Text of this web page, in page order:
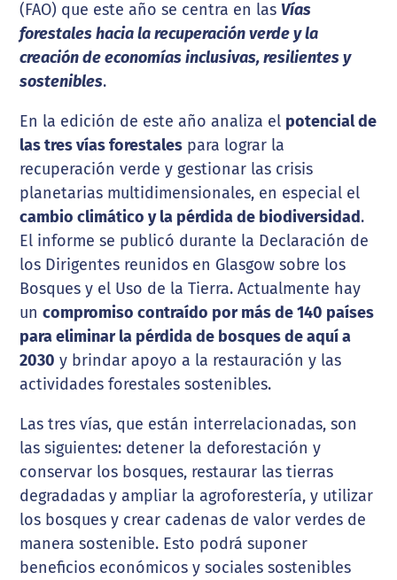
(FAO) que este año se centra en las Vías
forestales hacia la recuperación verde y la
creación de economías inclusivas, resilientes y
sostenibles.
En la edición de este año analiza el potencial de
las tres vías forestales para lograr la
recuperación verde y gestionar las crisis
planetarias multidimensionales, en especial el
cambio climático y la pérdida de biodiversidad.
El informe se publicó durante la Declaración de
los Dirigentes reunidos en Glasgow sobre los
Bosques y el Uso de la Tierra. Actualmente hay
uncompromiso contraído por más de 140 países
para eliminar la pérdida de bosques de aquí a
2030 y brindar apoyo a la restauración y las
actividades forestales sostenibles.
Las tres vías, que están interrelacionadas, son
las siguientes: detener la deforestación y
conservar los bosques, restaurar las tierras
degradadas y ampliar la agroforestería, y utilizar
los bosques y crear cadenas de valor verdes de
manera sostenible. Esto podrá suponer
beneficios económicos y sociales sostenibles